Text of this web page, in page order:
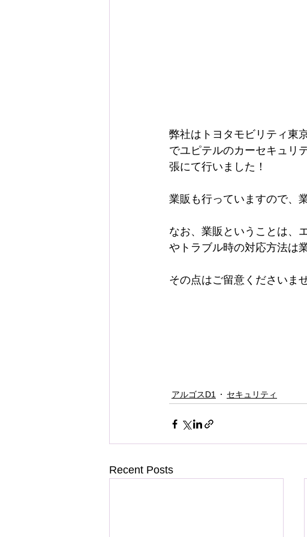
弊社はトヨタモビリティ東
でユピテルのカーセキュリ
張にて行いました！
業販も行っていますので、
なお、業販ということは、
やトラブル時の対応方法は
その点はご留意くださいま
アルゴスD1 セキュリティ
Recent Posts